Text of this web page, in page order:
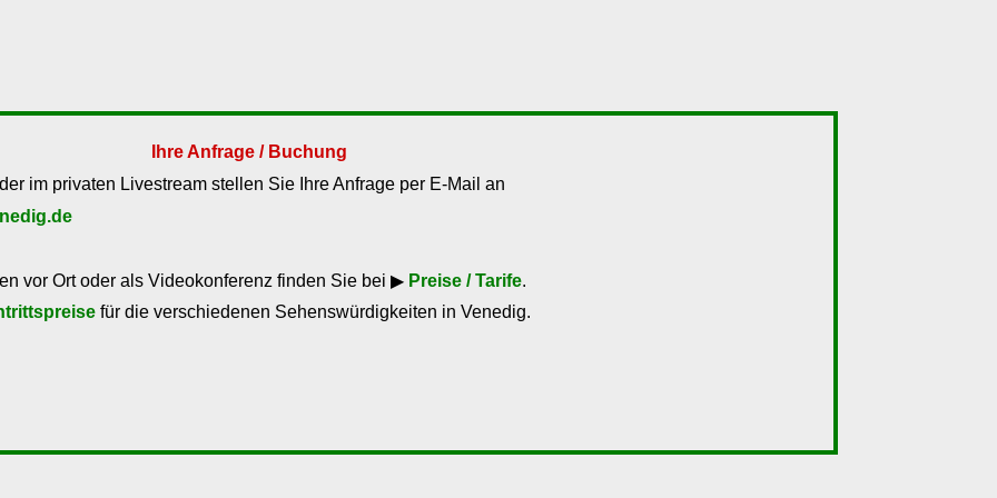
Ihre Anfrage / Buchung
im privaten Livestream stellen Sie Ihre Anfrage per E-Mail an
vor Ort oder als Videokonferenz finden Sie bei ▶ Preise / Tarife.
für die verschiedenen Sehenswürdigkeiten in Venedig.